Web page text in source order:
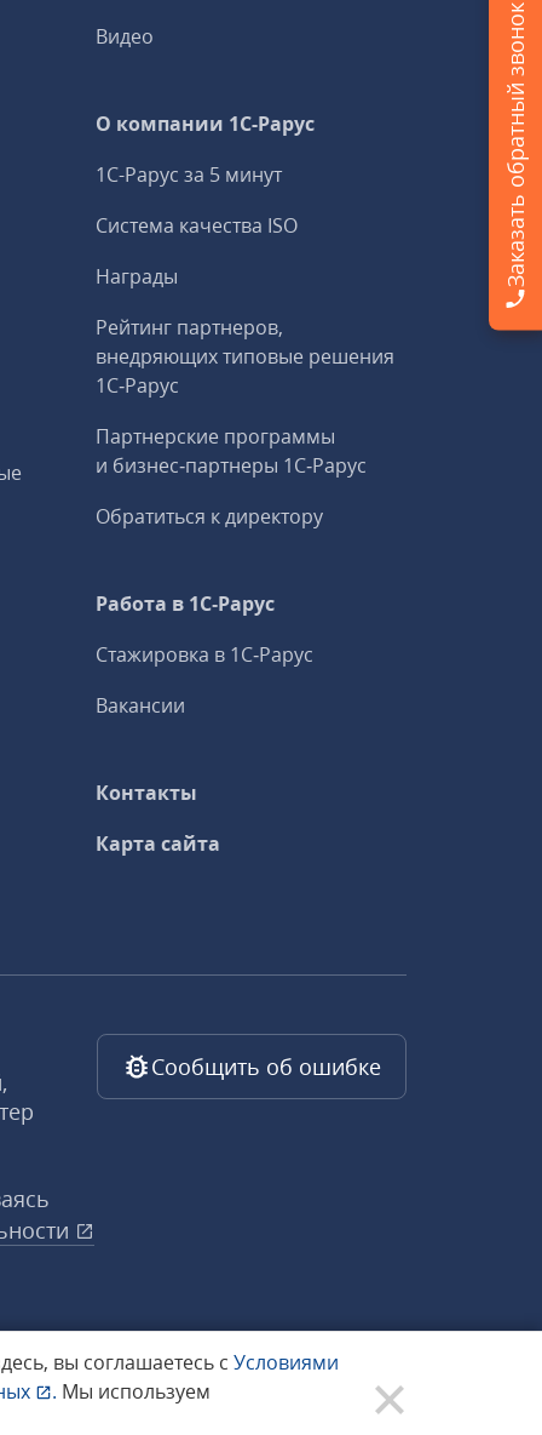
вы соглашаетесь с Условиями
. Мы используем
Видео
О компании 1C-Рарус
1С-Рарус за 5 минут
Система качества ISO
Награды
Рейтинг партнеров,
внедряющих типовые решения
1С‑Рарус
Партнерские программы
и бизнес‑партнеры 1С‑Рарус
Обратиться к директору
Работа в 1С‑Рарус
Стажировка в 1С‑Рарус
Вакансии
Контакты
Карта сайта
Сообщить об ошибке
Заказать обратный звонок